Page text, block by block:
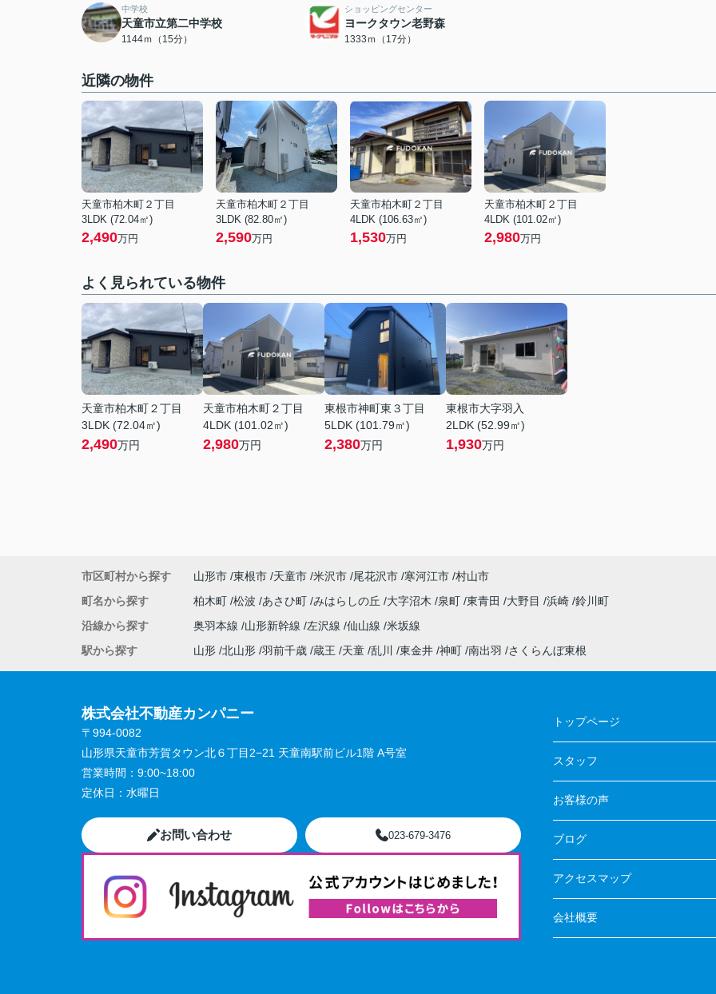
中学校
天童市立第二中学校
1144ｍ（15分）
ショッピングセンター
ヨークタウン老野森
1333ｍ（17分）
近隣の物件
天童市柏木町２丁目
3LDK (72.04㎡)
2,490万円
天童市柏木町２丁目
3LDK (82.80㎡)
2,590万円
天童市柏木町２丁目
4LDK (106.63㎡)
1,530万円
天童市柏木町２丁目
4LDK (101.02㎡)
2,980万円
よく見られている物件
天童市柏木町２丁目
3LDK (72.04㎡)
2,490万円
天童市柏木町２丁目
4LDK (101.02㎡)
2,980万円
東根市神町東３丁目
5LDK (101.79㎡)
2,380万円
東根市大字羽入
2LDK (52.99㎡)
1,930万円
市区町村から探す 山形市 東根市 天童市 米沢市 尾花沢市 寒河江市 村山市
町名から探す
柏木町 松波 あさひ町 みはらしの丘 大字沼木 泉町 東青田 大野目 浜崎 鈴川町
沿線から探す
奥羽本線 山形新幹線 左沢線 仙山線 米坂線
駅から探す
山形 北山形 羽前千歳 蔵王 天童 乱川 東金井 神町 南出羽 さくらんぼ東根
株式会社不動産カンパニー
〒994-0082
山形県天童市芳賀タウン北６丁目2−21 天童南駅前ビル1階 A号室
営業時間： 9:00~18:00
定休日： 水曜日
お問い合わせ 023-679-3476
トップページ
スタッフ
お客様の声
ブログ
アクセスマップ
会社概要